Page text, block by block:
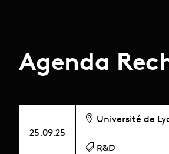
Agenda
25.09.25
Université de
R&D